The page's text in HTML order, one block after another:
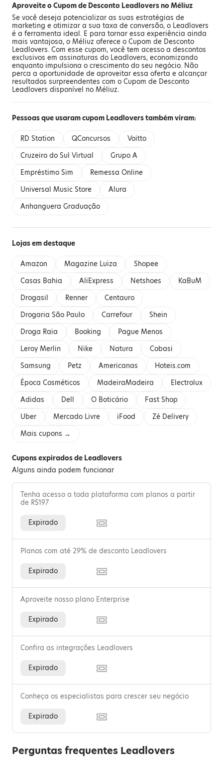
Aproveite o Cupom de Desconto Leadlovers no Méliuz
Se você deseja potencializar as suas estratégias de
marketing e otimizar a sua taxa de conversão, o Leadlovers
é a ferramenta ideal. E para tornar essa experiência ainda
mais vantajosa, o Méliuz oferece o Cupom de Desconto
Leadlovers. Com esse cupom, você tem acesso a descontos
exclusivos em assinaturas do Leadlovers, economizando
enquanto impulsiona o crescimento do seu negócio. Não
perca a oportunidade de aproveitar essa oferta e alcançar
resultados surpreendentes com o Cupom de Desconto
Leadlovers disponível no Méliuz.
Pessoas que usaram cupom Leadlovers também viram:
RD Station QConcursos
Voitto
Cruzeiro do Sul Virtual
Grupo A
Empréstimo Sim
Remessa Online
Universal Music Store
Alura
Anhanguera Graduação
Lojas em destaque
Amazon Magazine Luiza
Shopee
Casas Bahia
AliExpress Netshoes
KaBuM
Drogasil
Renner
Centauro
Drogaria São Paulo
Carrefour
Shein
Droga Raia
Booking
Pague Menos
Leroy Merlin
Nike Natura
Cobasi
Samsung
Petz Americanas
Hoteis.com
Época Cosméticos
MadeiraMadeira
Electrolux
Adidas
Dell O Boticário
Fast Shop
Uber
Mercado Livre iFood
Zé Delivery
Mais cupons →
Cupons expirados de Leadlovers
Alguns ainda podem funcionar
Tenha acesso a toda plataforma com planos a partir
de R$197
Expirado
Planos com até 29% de desconto Leadlovers
Expirado
Aproveite nosso plano Enterprise
Expirado
Confira as integrações Leadlovers
Expirado
Conheça os especialistas para crescer seu negócio
Expirado
Perguntas frequentes Leadlovers